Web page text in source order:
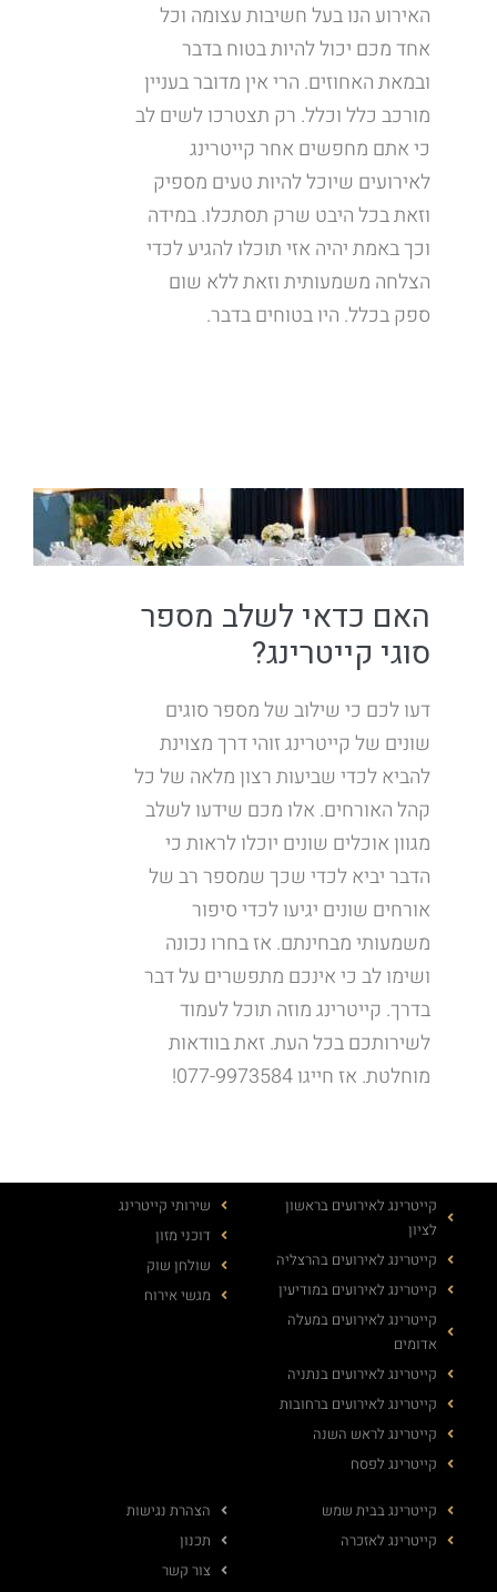
האירוע הנו בעל חשיבות עצומה וכל
אחד מכם יכול להיות בטוח בדבר
ובמאת האחוזים. הרי אין מדובר בעניין
מורכב כלל וכלל. רק תצטרכו לשים לב
כי אתם מחפשים אחר קייטרינג
לאירועים שיוכל להיות טעים מספיק
וזאת בכל היבט שרק תסתכלו. במידה
וכך באמת יהיה אזי תוכלו להגיע לכדי
הצלחה משמעותית וזאת ללא שום
ספק בכלל. היו בטוחים בדבר.
האם כדאי לשלב מספר
סוגי קייטרינג?
דעו לכם כי שילוב של מספר סוגים
שונים של קייטרינג זוהי דרך מצוינת
להביא לכדי שביעות רצון מלאה של כל
קהל האורחים. אלו מכם שידעו לשלב
מגוון אוכלים שונים יוכלו לראות כי
הדבר יביא לכדי שכך שמספר רב של
אורחים שונים יגיעו לכדי סיפור
משמעותי מבחינתם. אז בחרו נכונה
ושימו לב כי אינכם מתפשרים על דבר
בדרך. קייטרינג מוזה תוכל לעמוד
לשירותכם בכל העת. זאת בוודאות
מוחלטת. אז חייגו 077-9973584!
קייטרינג לאירועים בראשון
לציון
קייטרינג לאירועים בהרצליה
קייטרינג לאירועים במודיעין
קייטרינג לאירועים במעלה
אדומים
קייטרינג לאירועים בנתניה
קייטרינג לאירועים ברחובות
קייטרינג לראש השנה
קייטרינג לפסח
שירותי קייטרינג
דוכני מזון
שולחן שוק
מגשי אירוח
קייטרינג בבית שמש
קייטרינג לאזכרה
הצהרת נגישות
תכנון
צור קשר